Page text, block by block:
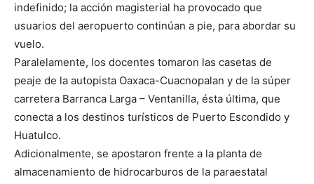
indefinido; la acción magisterial ha provocado que
usuarios del aeropuerto continúan a pie, para abordar su
vuelo.
Paralelamente, los docentes tomaron las casetas de
peaje de la autopista Oaxaca-Cuacnopalan y de la súper
carretera Barranca Larga – Ventanilla, ésta última, que
conecta a los destinos turísticos de Puerto Escondido y
Huatulco.
Adicionalmente, se apostaron frente a la planta de
almacenamiento de hidrocarburos de la paraestatal